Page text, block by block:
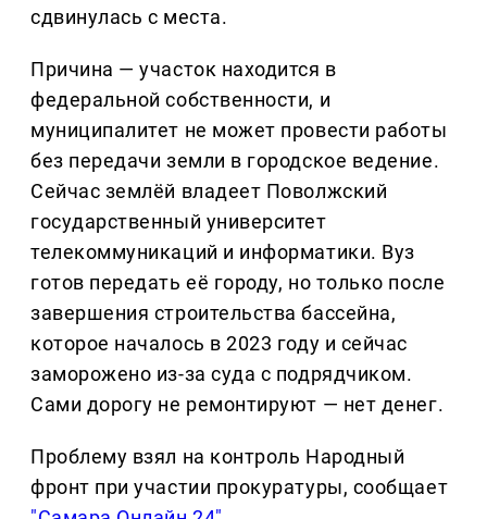
сдвинулась с места.
Причина — участок находится в
федеральной собственности, и
муниципалитет не может провести работы
без передачи земли в городское ведение.
Сейчас землёй владеет Поволжский
государственный университет
телекоммуникаций и информатики. Вуз
готов передать её городу, но только после
завершения строительства бассейна,
которое началось в 2023 году и сейчас
заморожено из-за суда с подрядчиком.
Сами дорогу не ремонтируют — нет денег.
Проблему взял на контроль Народный
фронт при участии прокуратуры, сообщает